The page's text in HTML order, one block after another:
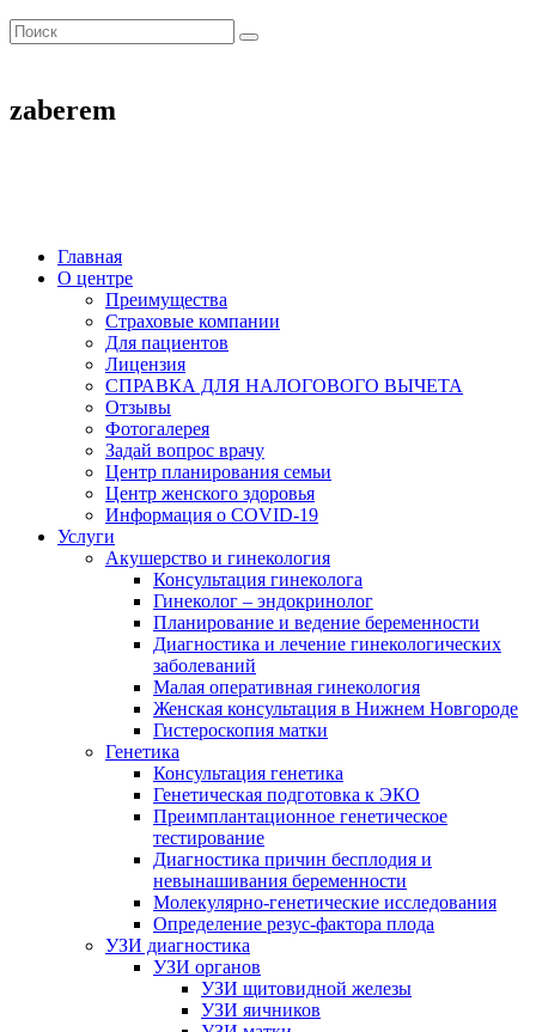
zaberem
Главная
О центре
Преимущества
Страховые компании
Для пациентов
Лицензия
СПРАВКА ДЛЯ НАЛОГОВОГО ВЫЧЕТА
Отзывы
Фотогалерея
Задай вопрос врачу
Центр планирования семьи
Центр женского здоровья
Информация о COVID-19
Услуги
Акушерство и гинекология
Консультация гинеколога
Гинеколог – эндокринолог
Планирование и ведение беременности
Диагностика и лечение гинекологических
заболеваний
Малая оперативная гинекология
Женская консультация в Нижнем Новгороде
Гистероскопия матки
Генетика
Консультация генетика
Генетическая подготовка к ЭКО
Преимплантационное генетическое
тестирование
Диагностика причин бесплодия и
невынашивания беременности
Молекулярно-генетические исследования
Определение резус-фактора плода
УЗИ диагностика
УЗИ органов
УЗИ щитовидной железы
УЗИ яичников